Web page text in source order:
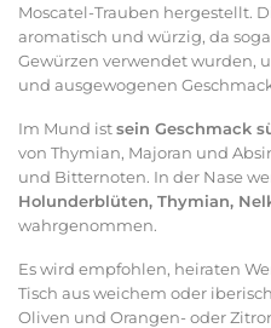
Moscatel-Trauben hergestellt.
aromatisch und würzig, da
Gewürzen verwendet wurden,
und ausgewogenen
Im Mund istsein Geschmack
von Thymian, Majoran und
und Bitternoten. In der Nase
Holunderblüten, Thymian,
wahrgenommen.
Es wird empfohlen, heiraten
Tisch aus weichem oder
Oliven und Orangen- oder